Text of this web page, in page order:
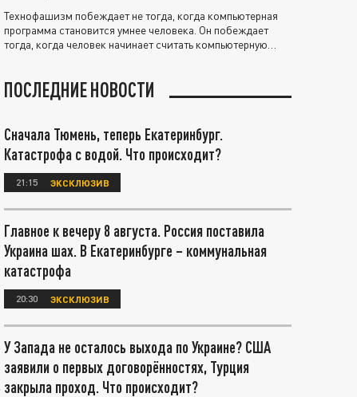
Технофашизм побеждает не тогда, когда компьютерная
программа становится умнее человека. Он побеждает
тогда, когда человек начинает считать компьютерную
ПОСЛЕДНИЕ НОВОСТИ
Сначала Тюмень, теперь Екатеринбург.
Катастрофа с водой. Что происходит?
21:15 ЭКСКЛЮЗИВ
Главное к вечеру 8 августа. Россия поставила
Украина шах. В Екатеринбурге – коммунальная
катастрофа
20:30 ЭКСКЛЮЗИВ
У Запада не осталось выхода по Украине? США
заявили о первых договорённостях, Турция
закрыла проход. Что происходит?